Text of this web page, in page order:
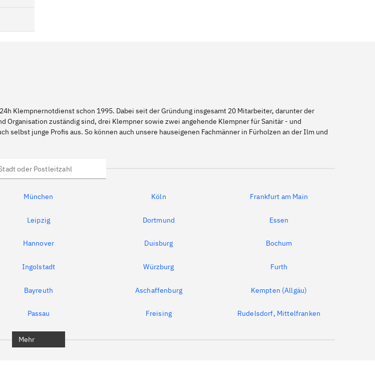
Klempnernotdienst schon 1995. Dabei seit der Gründung insgesamt 20 Mitarbeiter, darunter der
zuständig sind, drei Klempner sowie zwei angehende Klempner für Sanitär - und
selbst junge Profis aus. So können auch unsere hauseigenen Fachmänner in Fürholzen an der Ilm und
München Köln Frankfurt am Main
Leipzig Dortmund Essen
Hannover Duisburg Bochum
Ingolstadt Würzburg Furth
Bayreuth Aschaffenburg Kempten (Allgäu)
Passau Freising Rudelsdorf, Mittelfranken
Mehr